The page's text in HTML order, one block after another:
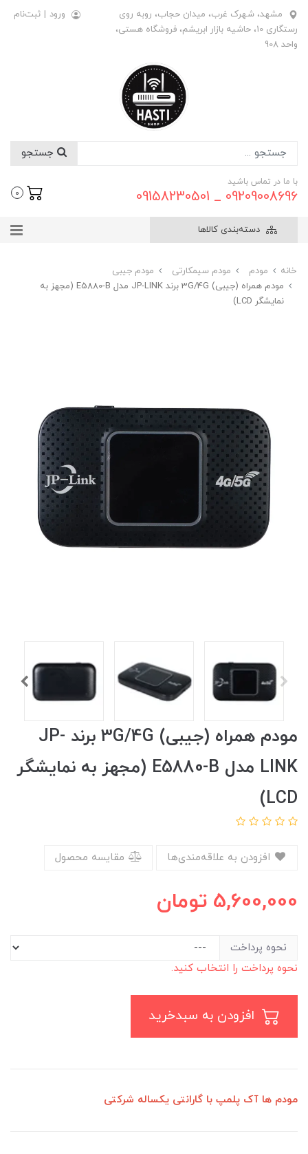
مشهد، شهرک غرب، میدان حجاب، روبه روی
رستگاری 10، حاشیه بازار ابریشم، فروشگاه هستی،
واحد 908
ورود | ثبت‌نام
با ما در تماس باشید
09209008696 _ 09158230501
0
دسته‌بندی کالاها
خانه مودم مودم سیمکارتی
مودم جیبی
مودم همراه (جیبی) 3G/4G برند JP-LINK مدل E5880-B (مجهز به
نمایشگر LCD)
مودم همراه (جیبی) 3G/4G برند JP-
LINK مدل E5880-B (مجهز به نمایشگر
LCD)
مقایسه محصول
5,600,000 تومان
نحوه پرداخت
نحوه پرداخت را انتخاب کنید.
مودم ها آک پلمپ با گارانتی یکساله شرکتی